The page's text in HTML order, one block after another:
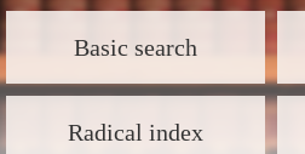
Basic search
Radical index